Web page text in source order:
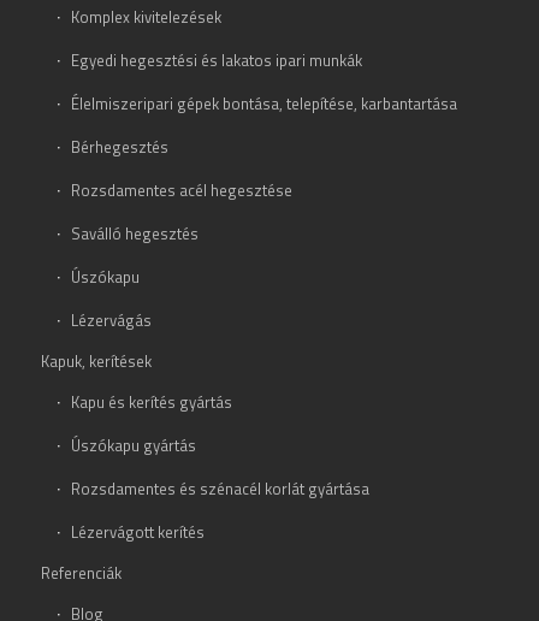
Komplex kivitelezések
Egyedi hegesztési és lakatos ipari munkák
Élelmiszeripari gépek bontása, telepítése, karbantartása
Bérhegesztés
Rozsdamentes acél hegesztése
Saválló hegesztés
Úszókapu
Lézervágás
Kapuk, kerítések
Kapu és kerítés gyártás
Úszókapu gyártás
Rozsdamentes és szénacél korlát gyártása
Lézervágott kerítés
Referenciák
Blog